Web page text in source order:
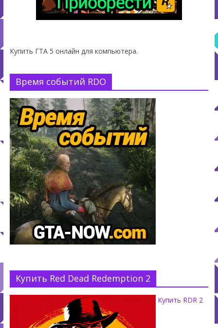
Купить ГТА 5 онлайн для компьютера.
Время событий RDO
Купить Red Dead Redemption 2
Купить RDR 2